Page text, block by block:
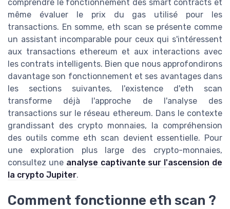
comprendre le fonctionnement des smart contracts et
même évaluer le prix du gas utilisé pour les
transactions. En somme, eth scan se présente comme
un assistant incomparable pour ceux qui s'intéressent
aux transactions ethereum et aux interactions avec
les contrats intelligents. Bien que nous approfondirons
davantage son fonctionnement et ses avantages dans
les sections suivantes, l'existence d'eth scan
transforme déjà l'approche de l'analyse des
transactions sur le réseau ethereum. Dans le contexte
grandissant des crypto monnaies, la compréhension
des outils comme eth scan devient essentielle. Pour
une exploration plus large des crypto-monnaies,
consultez une analyse captivante sur l'ascension de
la crypto Jupiter.
Comment fonctionne eth scan ?